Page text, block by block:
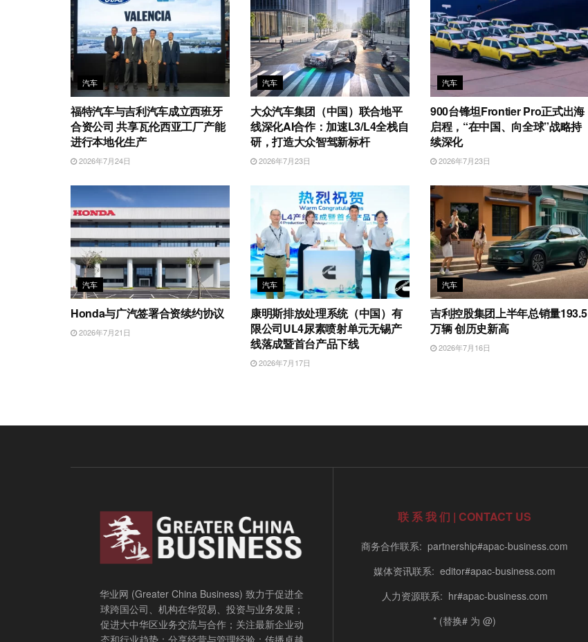
汽车
福特汽车与吉利汽车成立西班牙
合资公司 共享瓦伦西亚工厂产能
进行本地化生产
2026年7月24日
汽车
大众汽车集团（中国）联合地平
线深化AI合作：加速L3/L4全栈自
研，打造大众智驾新标杆
2026年7月23日
汽车
900台锋坦Frontier Pro正式出海
启程，“在中国、向全球”战略持
续深化
2026年7月23日
汽车
Honda与广汽签署合资续约协议
2026年7月21日
汽车
康明斯排放处理系统（中国）有
限公司UL4尿素喷射单元无锡产
线落成暨首台产品下线
2026年7月17日
汽车
吉利控股集团上半年总销量193.5
万辆 创历史新高
2026年7月16日
华业网 (Greater China Business) 致力于促进全
球跨国公司、机构在华贸易、投资与业务发展；
促进大中华区业务交流与合作；关注最新企业动
联 系 我 们 | CONTACT US
商务合作联系: partnership#apac-business.com
媒体资讯联系: editor#apac-business.com
人力资源联系: hr#apac-business.com
* (替换# 为 @)